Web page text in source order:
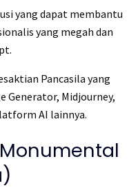
yang dapat membantu
yang megah dan
Pancasila yang
Generator, Midjourney,
AI lainnya.